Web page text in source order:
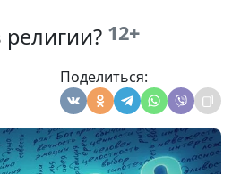
12+
Поделиться:
Александр Синицын,
священнослужитель
Александр Синицын,
священнослужитель
#18
Александр Синицын,
священнослужитель
#17